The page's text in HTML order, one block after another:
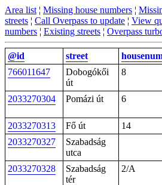
Area list ¦ Missing house numbers ¦
streets ¦ Call Overpass to update ¦ View
numbers ¦ Existing streets ¦ Overpass
@id street
766011647
Dobogókői
út
8
2033270304 Pomázi út 6
2033270313 Fő út 14
2033270327
Szabadság
utca
2033270328
Szabadság
tér
2/A